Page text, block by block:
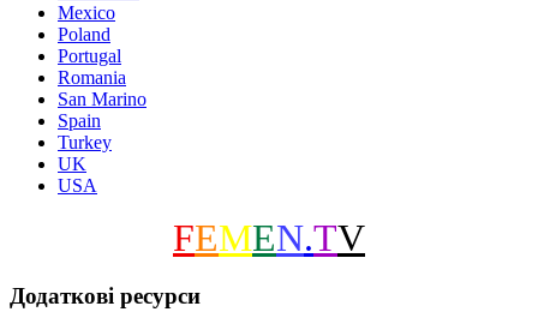
Mexico
Poland
Portugal
Romania
San Marino
Spain
Turkey
UK
USA
FEMEN.TV
Додаткові ресурси